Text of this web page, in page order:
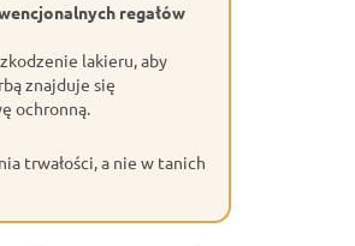
regałów
lakieru, aby
znajduje się
ochronną.
trwałości, a nie w tanich